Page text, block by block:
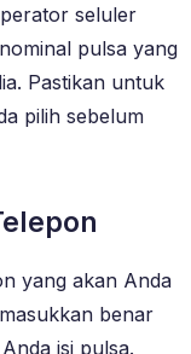
seluler
pulsa yang
Pastikan untuk
pilih sebelum
yang akan Anda
benar
isi pulsa.